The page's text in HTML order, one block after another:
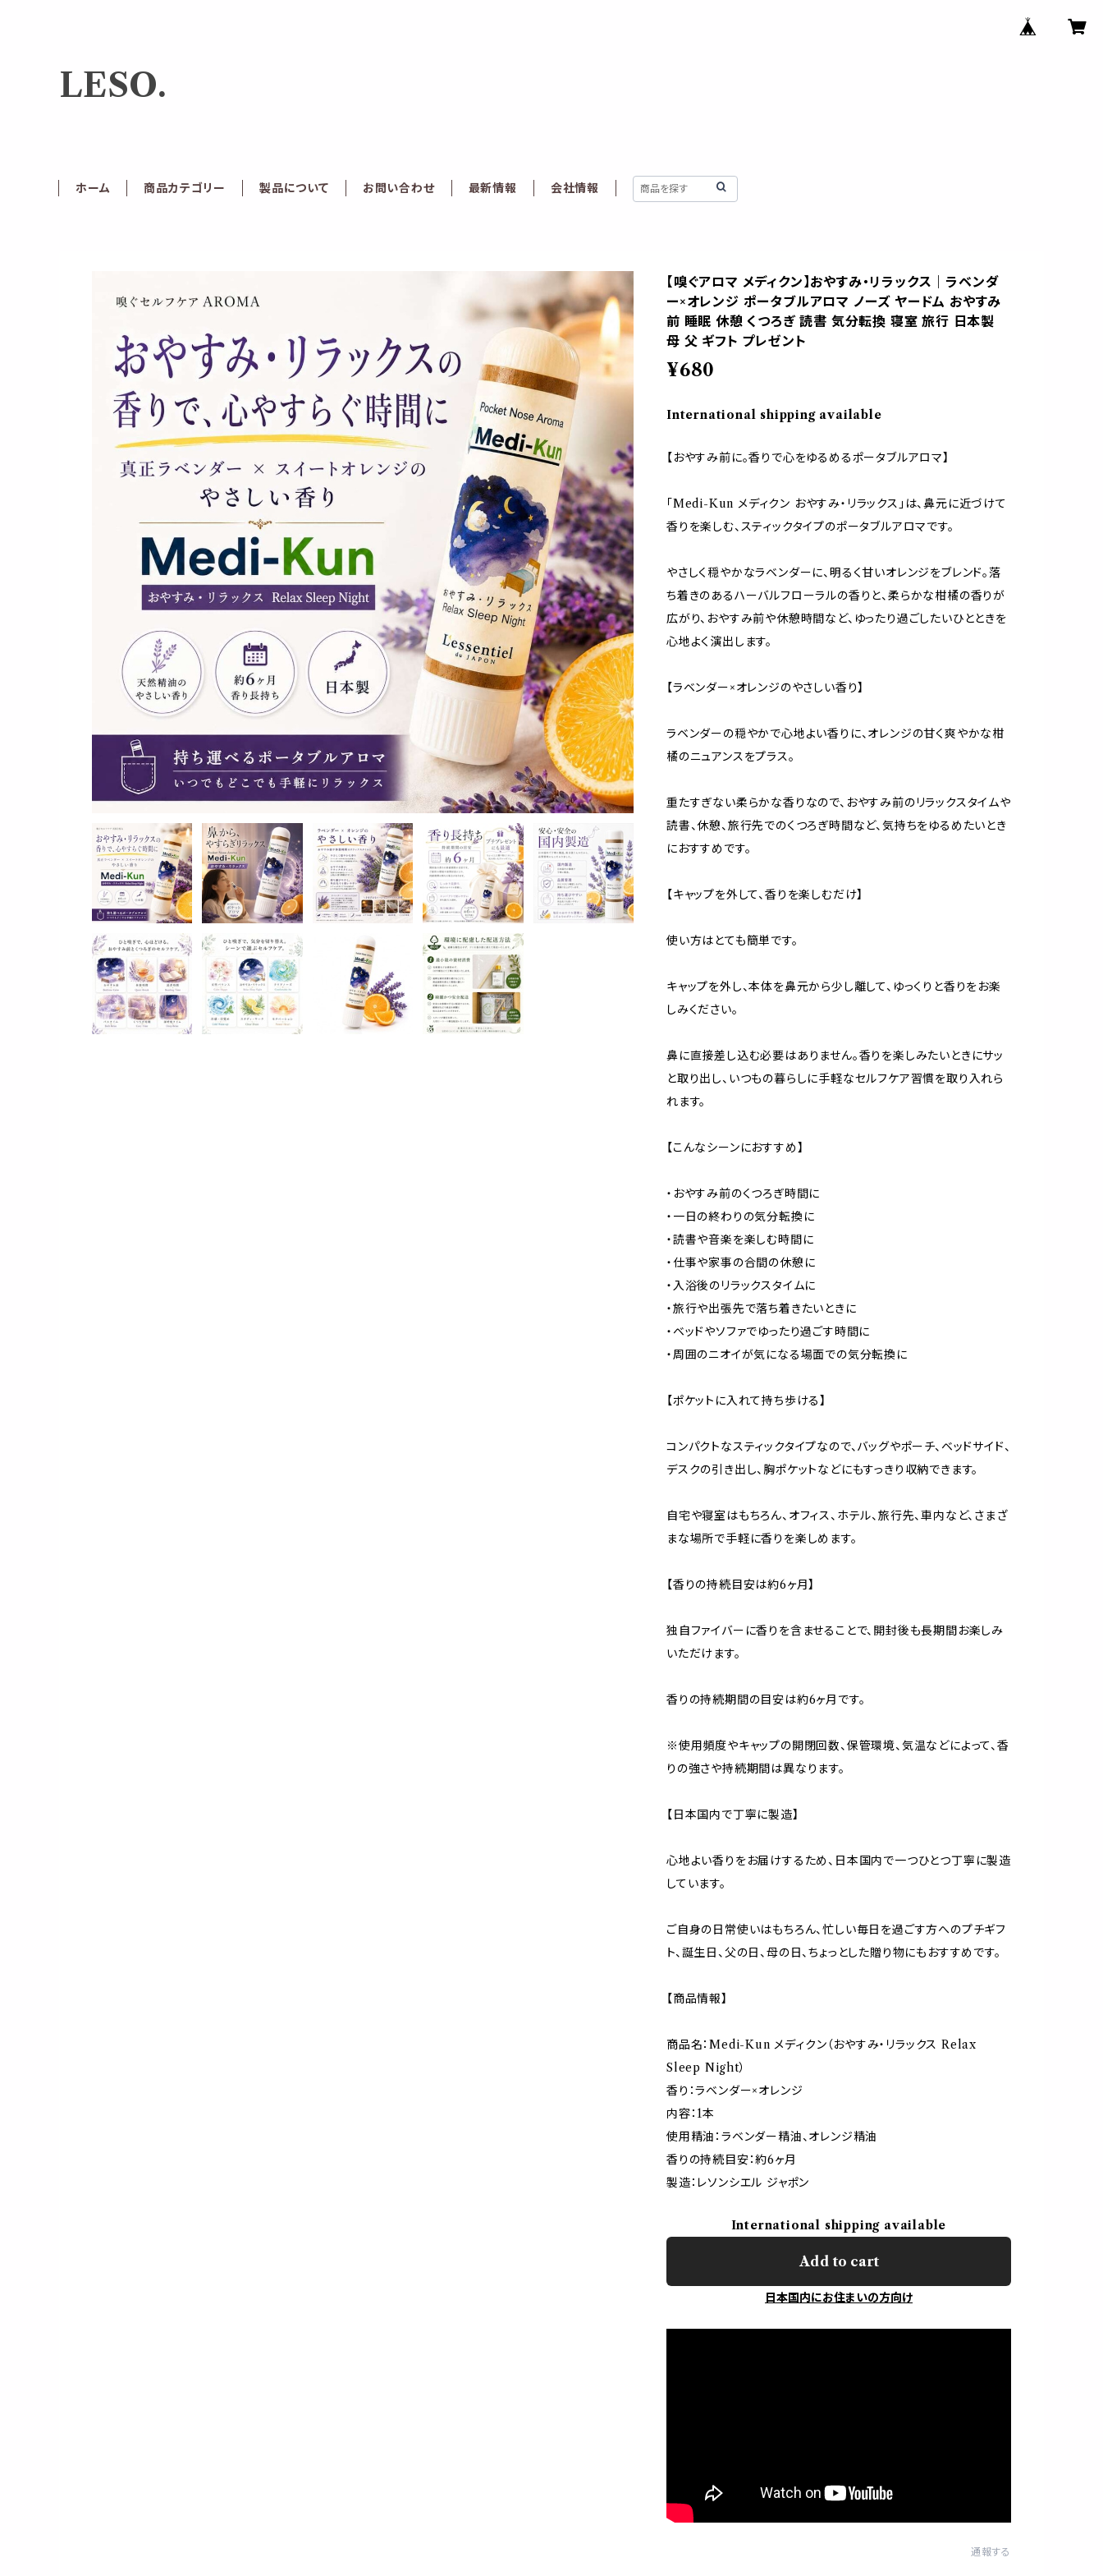
LESO.
ホーム 商品カテゴリー 製品について お問い合わせ 最新情報 会社情報
【嗅ぐアロマ メディクン】おやすみ・リラックス｜ラベンダ
ー×オレンジ ポータブルアロマ ノーズ ヤードム おやすみ
前 睡眠 休憩 くつろぎ 読書 気分転換 寝室 旅行 日本製
母 父 ギフト プレゼント
¥680
International shipping available
【おやすみ前に。香りで心をゆるめるポータブルアロマ】
「Medi-Kun メディクン おやすみ・リラックス」は、鼻元に近づけて
香りを楽しむ、スティックタイプのポータブルアロマです。
やさしく穏やかなラベンダーに、明るく甘いオレンジをブレンド。落
ち着きのあるハーバルフローラルの香りと、柔らかな柑橘の香りが
広がり、おやすみ前や休憩時間など、ゆったり過ごしたいひとときを
心地よく演出します。
【ラベンダー×オレンジのやさしい香り】
ラベンダーの穏やかで心地よい香りに、オレンジの甘く爽やかな柑
橘のニュアンスをプラス。
重たすぎない柔らかな香りなので、おやすみ前のリラックスタイムや
読書、休憩、旅行先でのくつろぎ時間など、気持ちをゆるめたいとき
におすすめです。
【キャップを外して、香りを楽しむだけ】
使い方はとても簡単です。
キャップを外し、本体を鼻元から少し離して、ゆっくりと香りをお楽
しみください。
鼻に直接差し込む必要はありません。香りを楽しみたいときにサッ
と取り出し、いつもの暮らしに手軽なセルフケア習慣を取り入れら
れます。
【こんなシーンにおすすめ】
・おやすみ前のくつろぎ時間に
・一日の終わりの気分転換に
・読書や音楽を楽しむ時間に
・仕事や家事の合間の休憩に
・入浴後のリラックスタイムに
・旅行や出張先で落ち着きたいときに
・ベッドやソファでゆったり過ごす時間に
・周囲のニオイが気になる場面での気分転換に
【ポケットに入れて持ち歩ける】
コンパクトなスティックタイプなので、バッグやポーチ、ベッドサイド、
デスクの引き出し、胸ポケットなどにもすっきり収納できます。
自宅や寝室はもちろん、オフィス、ホテル、旅行先、車内など、さまざ
まな場所で手軽に香りを楽しめます。
【香りの持続目安は約6ヶ月】
独自ファイバーに香りを含ませることで、開封後も長期間お楽しみ
いただけます。
香りの持続期間の目安は約6ヶ月です。
※使用頻度やキャップの開閉回数、保管環境、気温などによって、香
りの強さや持続期間は異なります。
【日本国内で丁寧に製造】
心地よい香りをお届けするため、日本国内で一つひとつ丁寧に製造
しています。
ご自身の日常使いはもちろん、忙しい毎日を過ごす方へのプチギフ
ト、誕生日、父の日、母の日、ちょっとした贈り物にもおすすめです。
【商品情報】
商品名：Medi-Kun メディクン（おやすみ・リラックス Relax
Sleep Night）
香り：ラベンダー×オレンジ
内容：1本
使用精油：ラベンダー精油、オレンジ精油
香りの持続目安：約6ヶ月
製造：レソンシエル ジャポン
International shipping available
Add to cart
日本国内にお住まいの方向け
通報する